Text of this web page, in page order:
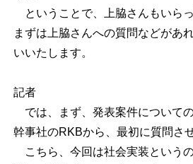
ということで、上脇さんもいらっ
まずは上脇さんへの質問などがあ
いいたします。
記者
では、まず、発表案件についての
幹事社のRKBから、最初に質問さ
こちら、今回は社会実装という